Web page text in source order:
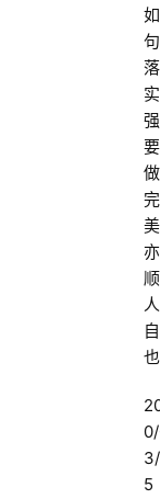
落
完
5